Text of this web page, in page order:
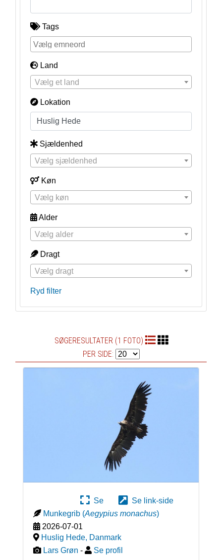
Tags
Land
Vælg et land
Lokation
Sjældenhed
Vælg sjældenhed
Køn
Vælg køn
Alder
Vælg alder
Dragt
Vælg dragt
Ryd filter
SØGERESULTATER (1 FOTO)
PER SIDE:
Se
Se link-side
Munkegrib (Aegypius monachus)
2026-07-01
Huslig Hede, Danmark
Lars Grøn - Se profil